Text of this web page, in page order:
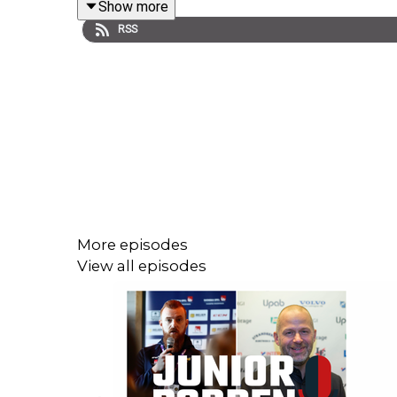
Juniorhockeysnack (Facebook-grupp)
#juniorpodden
Show more
RSS
More episodes
View all episodes